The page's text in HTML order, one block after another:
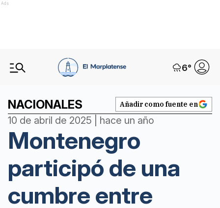
Ads
6°
NACIONALES Añadir como fuente en
10 de abril de 2025 | hace un año
Montenegro
participó de una
cumbre entre